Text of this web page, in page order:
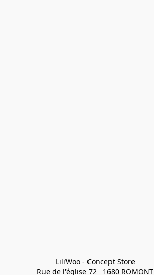
LiliWoo - Concept Store
Rue de l'église 72   1680 ROMONT